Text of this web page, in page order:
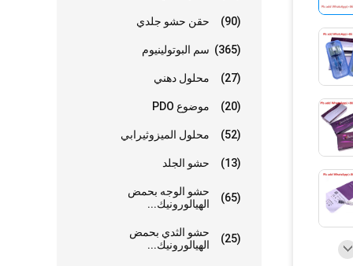
حقن حشو جلدي (90)
سم البوتولينيوم (365)
محلول دهني (27)
موضوع PDO (20)
محلول الميزوثيرابي (52)
حشو الجلد (13)
حشو الوجه بحمض
الهيالورونيك...
(65)
حشو الثدي بحمض
الهيالورونيك...
(25)